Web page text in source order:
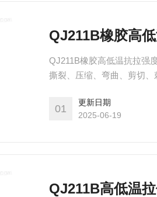
QJ211B橡胶高
QJ211B橡胶高低温抗拉强
撕裂、压缩、弯曲、剪切、
及方便其它试验目的。质量
01
更新日期
2025-06-19
QJ211B高低温